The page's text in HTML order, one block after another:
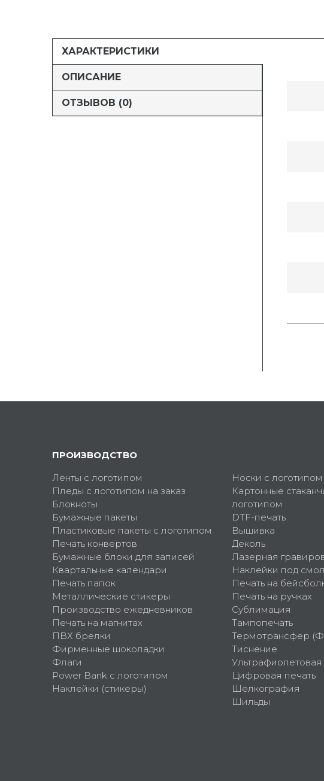
ХАРАКТЕРИСТИКИ
ОПИСАНИЕ
ОТЗЫВОВ (0)
ПРОИЗВОДСТВО
Ленты с логотипом
Пледы с логотипом на заказ
Блокноты
Бумажные пакеты
Пластиковые пакеты с логотипом
Печать конвертов
Бумажные блоки для записей
Квартальные календари
Печать папок
Металлические стикеры
Производство ежедневников
Печать на магнитах
ПВХ брелки
Фирменные шоколадки
Флаги
Power Bank с логотипом
Наклейки (стикеры)
Носки с логотипом
Картонные
логотипом
DTF-печать
Вышивка
Деколь
Лазерная
Наклейки под
Печать на
Печать на ручках
Сублимация
Тампопечать
Термотрансфер
Тиснение
Ультрафиолетовая
Цифровая печать
Шелкография
Шильды